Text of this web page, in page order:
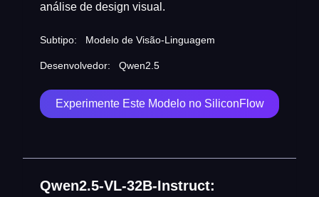
análise de design visual.
Subtipo: Modelo de Visão-Linguagem
Desenvolvedor: Qwen2.5
Experimente Este Modelo no SiliconFlow
Qwen2.5-VL-32B-Instruct: